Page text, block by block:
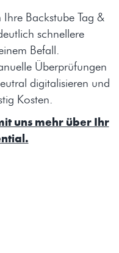
Backstube Tag &
schnellere
Befall.
Überprüfungen
digitalisieren und
Kosten.
uns mehr über Ihr